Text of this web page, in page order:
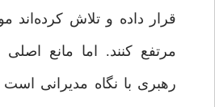
قرار داده و تلاش کرده‌اند
مرتفع کنند. اما مانع اصلی
رهبری با نگاه مدیرانی است